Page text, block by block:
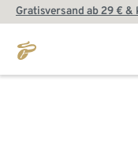
Gratisversand ab 29 € &